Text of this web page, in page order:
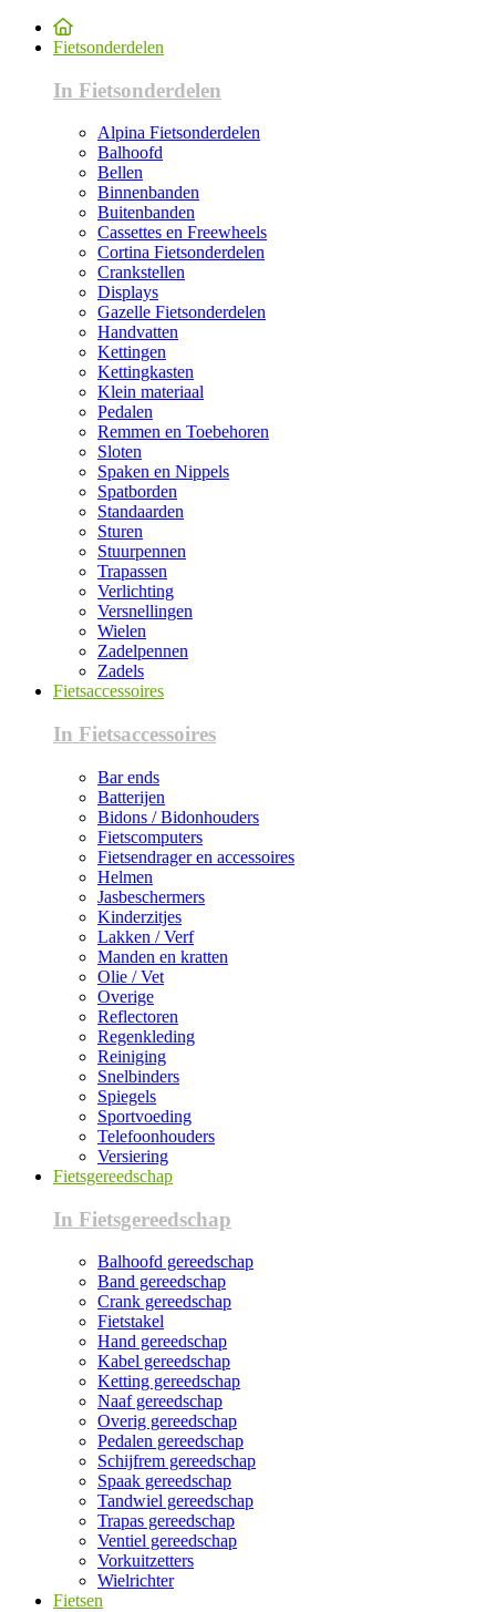
Fietsonderdelen
In Fietsonderdelen
Alpina Fietsonderdelen
Balhoofd
Bellen
Binnenbanden
Buitenbanden
Cassettes en Freewheels
Cortina Fietsonderdelen
Crankstellen
Displays
Gazelle Fietsonderdelen
Handvatten
Kettingen
Kettingkasten
Klein materiaal
Pedalen
Remmen en Toebehoren
Sloten
Spaken en Nippels
Spatborden
Standaarden
Sturen
Stuurpennen
Trapassen
Verlichting
Versnellingen
Wielen
Zadelpennen
Zadels
Fietsaccessoires
In Fietsaccessoires
Bar ends
Batterijen
Bidons / Bidonhouders
Fietscomputers
Fietsendrager en accessoires
Helmen
Jasbeschermers
Kinderzitjes
Lakken / Verf
Manden en kratten
Olie / Vet
Overige
Reflectoren
Regenkleding
Reiniging
Snelbinders
Spiegels
Sportvoeding
Telefoonhouders
Versiering
Fietsgereedschap
In Fietsgereedschap
Balhoofd gereedschap
Band gereedschap
Crank gereedschap
Fietstakel
Hand gereedschap
Kabel gereedschap
Ketting gereedschap
Naaf gereedschap
Overig gereedschap
Pedalen gereedschap
Schijfrem gereedschap
Spaak gereedschap
Tandwiel gereedschap
Trapas gereedschap
Ventiel gereedschap
Vorkuitzetters
Wielrichter
Fietsen